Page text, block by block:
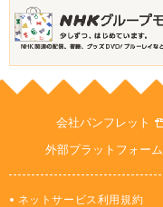
会社パンフレット
外部プラットフォーム
ネットサービス利用規約